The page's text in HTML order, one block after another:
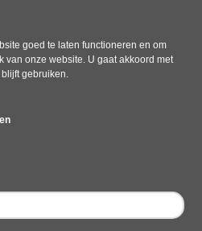
goed te laten functioneren en om
van onze website. U gaat akkoord met
gebruiken.